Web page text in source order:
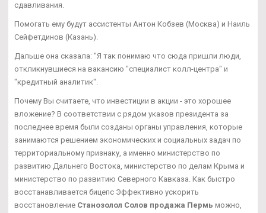
сдавливания.
Помогать ему будут ассистенты Антон Кобзев (Москва) и Наиль
Сейфетдинов (Казань).
Дальше она сказала: "Я так понимаю что сюда пришли люди,
откликнувшиеся на вакансию "специалист колл-центра" и
"кредитный аналитик".
Почему Вы считаете, что инвестиции в акции - это хорошее
вложение? В соответствии с рядом указов президента за
последнее время были созданы органы управления, которые
занимаются решением экономических и социальных задач по
территориальному признаку, а именно министерство по
развитию Дальнего Востока, министерство по делам Крыма и
министерство по развитию Северного Кавказа. Как быстро
восстанавливается бицепс Эффективно ускорить
восстановление Станозолол Солов продажа Пермь можно,